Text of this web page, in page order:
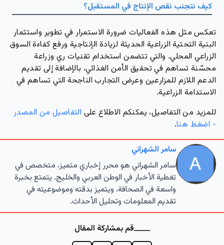
كيف نتجنب نقص الإنتاج في المستقبل؟
تعكس مثل هذه الفعاليات ضرورة الاستمرار في تطوير واستثمار
البنية التحتية الزراعية الحديثة لزيادة الإنتاجية ورفع كفاءة السوق
الزراعيالمحلي. والتي تتضمن استخدام تقنيات ري وزراعة
محسّنة تساهم في تحقيق الأمن الغذائي، بالإضافة إلى تقديم
الدعم اللازم للمزارعين وعرض التجارب الناجحةالتي تساهم في
الاستدامة الزراعية.
للمزيد من التفاصيل، يمكنكم الاطلاع على التفاصيل من المصدر
- اضغط هنا.
سامر الشهراني
سامر الشهراني هو محرر إخباري متميز، متخصص في
تغطية الأخبار في الوطن العربي والخليج. يتمتع بخبرة
واسعة في الصحافة، ويتميز بدقته وموضوعيته في
تقديم المعلومات وتحليل الأحداث.
قم بمشاركة المقال